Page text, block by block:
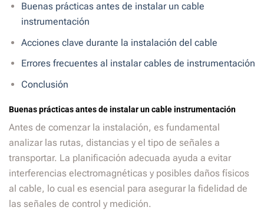
Buenas prácticas antes de instalar un cable
instrumentación
Acciones clave durante la instalación del cable
Errores frecuentes al instalar cables de instrumentación
Conclusión
Buenas prácticas antes de instalar un cable instrumentación
Antes de comenzar la instalación, es fundamental
analizar las rutas, distancias y el tipo de señales a
transportar. La planificación adecuada ayuda a evitar
interferencias electromagnéticas y posibles daños físicos
al cable, lo cual es esencial para asegurar la fidelidad de
las señales de control y medición.